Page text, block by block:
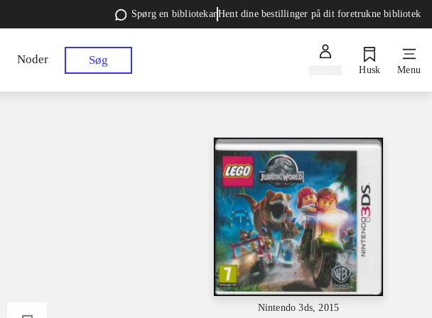
Spørg en bibliotekarHent dine bestillinger på dit foretrukne bibliotek
Noder Søg
Husk Menu
Nintendo 3ds, 2015